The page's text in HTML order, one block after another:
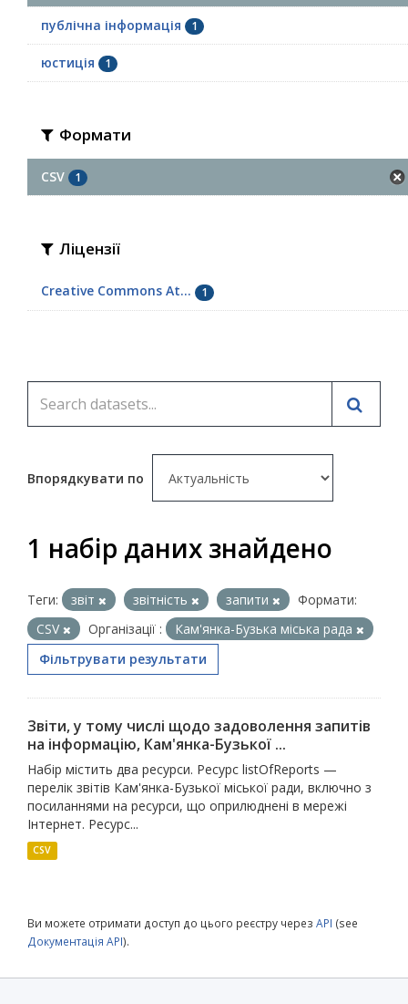
публічна інформація 1
юстиція 1
Формати
CSV 1
Ліцензії
Creative Commons At... 1
Впорядкувати по
1 набір даних знайдено
Теги: звіт звітність запити
Формати:
CSV
Організації :
Кам'янка-Бузька міська рада
Фільтрувати результати
Звіти, у тому числі щодо задоволення запитів
на інформацію, Кам'янка-Бузької ...
Набір містить два ресурси. Ресурс listOfReports —
перелік звітів Кам'янка-Бузької міської ради, включно з
посиланнями на ресурси, що оприлюднені в мережі
Інтернет. Ресурс...
CSV
Ви можете отримати доступ до цього реєстру через API (see
Документація API).